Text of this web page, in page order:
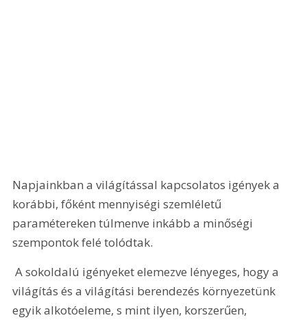
Napjainkban a világítással kapcsolatos igények a
korábbi, főként mennyiségi szemléletű
paramétereken túlmenve inkább a minőségi
szempontok felé tolódtak.
A sokoldalú igényeket elemezve lényeges, hogy a
világítás és a világítási berendezés környezetünk
egyik alkotóeleme, s mint ilyen, korszerűen,